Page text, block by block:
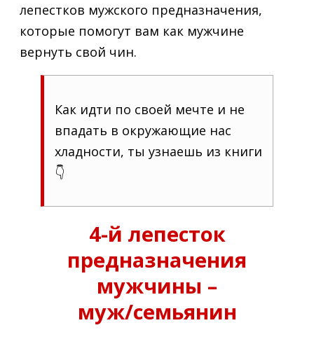
лепестков мужского предназначения,
которые помогут вам как мужчине
вернуть свой чин.
Как идти по своей мечте и не
впадать в окружающие нас
хладности, ты узнаешь из книги
👇
4-й лепесток
предназначения
мужчины –
муж/семьянин